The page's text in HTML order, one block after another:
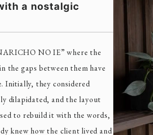
a nostalgic
NO IE” where the
the gaps between them have
Initially, they considered
dilapidated, and the layout
to rebuild it with the words,
knew how the client lived and